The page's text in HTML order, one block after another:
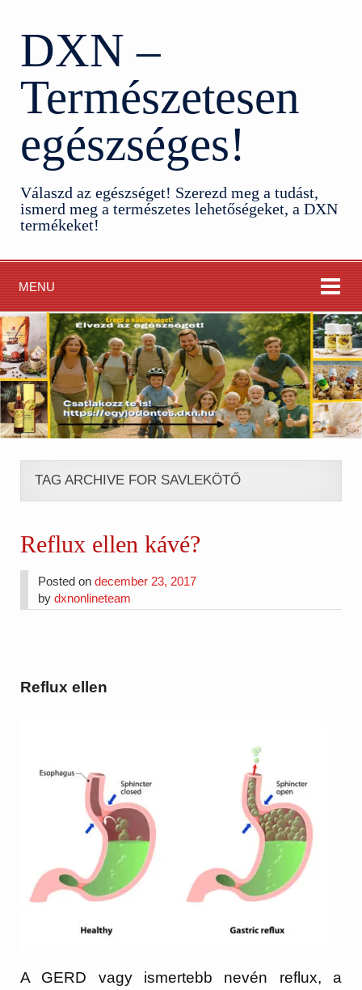
DXN –
Természetesen
egészséges!
Válaszd az egészséget! Szerezd meg a tudást,
ismerd meg a természetes lehetőségeket, a DXN
termékeket!
MENU
TAG ARCHIVE FOR SAVLEKÖTŐ
Reflux ellen kávé?
Posted ondecember 23, 2017
bydxnonlineteam
Reflux ellen
A GERD vagy ismertebb nevén reflux, a